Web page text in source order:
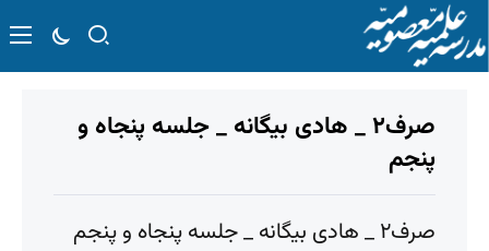
صرف۲ _ هادی بیگانه _ جلسه پنجاه و
پنجم
صرف۲ _ هادی بیگانه _ جلسه پنجاه و پنجم